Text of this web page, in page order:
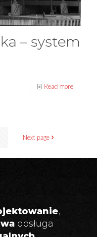
– system
Read more
Next page
,
obsługa